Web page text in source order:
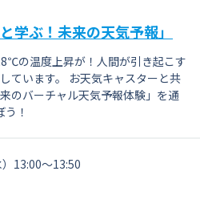
学ぶ！未来の天気予報」
の温度上昇が！人間が引き起こす
ています。 お天気キャスターと共
のバーチャル天気予報体験」を通
！
13:00～13:50